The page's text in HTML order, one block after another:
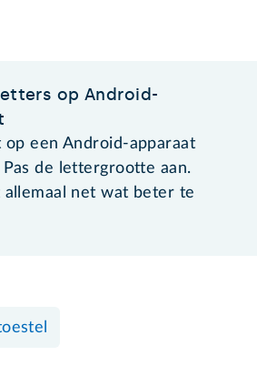
op Android-
op een Android-apparaat
de lettergrootte aan.
allemaal net wat beter te